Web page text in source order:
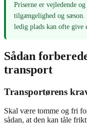
Priserne er vejledende
tilgængelighed og sæson.
ledig plads kan ofte give
Sådan
transport
Transportørens
Skal være tomme og fri
sådan, at den kan tåle